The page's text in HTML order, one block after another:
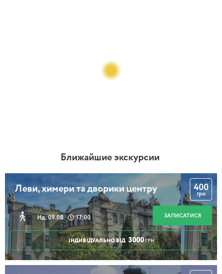
Ближайшие экскурсии
Леви, химери та дворики центру
Нд, 09.08 17:00
400
грн
ЗАПИСАТИСЯ
ІНДИВІДУАЛЬНО ВІД 3000 ГРН